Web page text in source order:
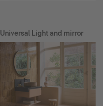
Universal Light and mirror